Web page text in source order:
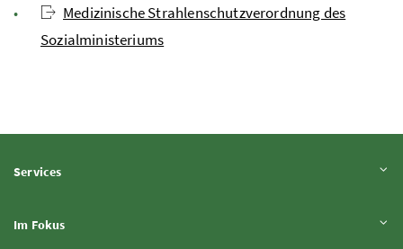
Medizinische Strahlenschutzverordnung des
Sozialministeriums
ServicesInhalt aufklappen
Im FokusInhalt aufklappen